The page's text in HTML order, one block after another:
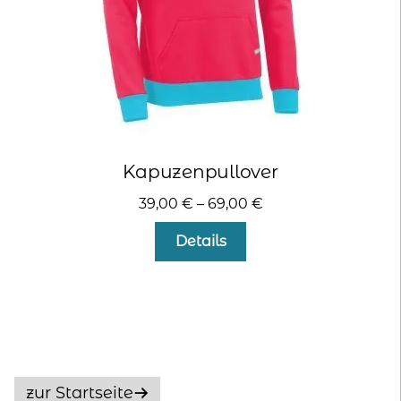
gewählt
werden
Kapuzenpullover
39,00 € – 69,00 €
Details
zur Startseite